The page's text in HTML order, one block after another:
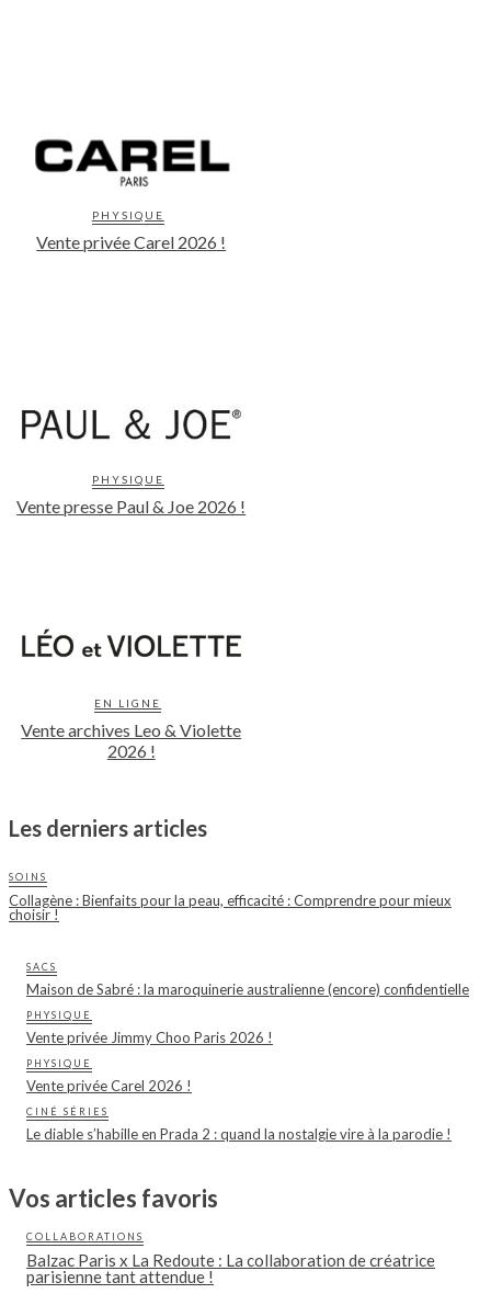
PHYSIQUE
Vente privée Carel 2026 !
PHYSIQUE
Vente presse Paul & Joe 2026 !
EN LIGNE
Vente archives Leo & Violette
2026 !
Les derniers articles
SOINS
Collagène : Bienfaits pour la peau, efficacité : Comprendre pour mieux
choisir !
SACS
Maison de Sabré : la maroquinerie australienne (encore) confidentielle
PHYSIQUE
Vente privée Jimmy Choo Paris 2026 !
PHYSIQUE
Vente privée Carel 2026 !
CINÉ SÉRIES
Le diable s’habille en Prada 2 : quand la nostalgie vire à la parodie !
Vos articles favoris
COLLABORATIONS
Balzac Paris x La Redoute : La collaboration de créatrice
parisienne tant attendue !